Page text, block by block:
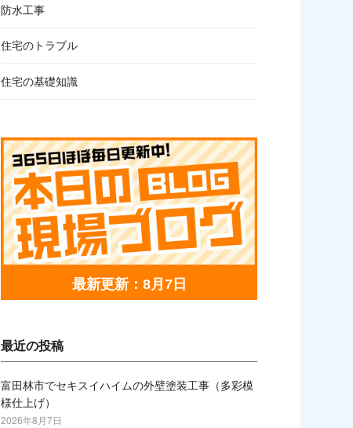
防水工事
住宅のトラブル
住宅の基礎知識
最新更新：8月7日
最近の投稿
富田林市でセキスイハイムの外壁塗装工事（多彩模
様仕上げ）
2026年8月7日